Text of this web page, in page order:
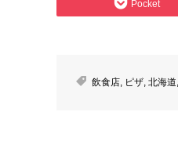
Pocket
飲食店, ピザ, 北海道,